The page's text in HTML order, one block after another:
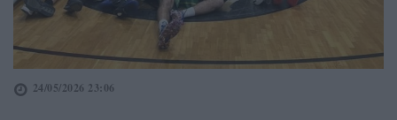
24/05/2026 23:06